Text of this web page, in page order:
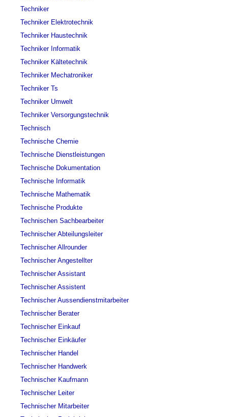
Techniker
Techniker Elektrotechnik
Techniker Haustechnik
Techniker Informatik
Techniker Kältetechnik
Techniker Mechatroniker
Techniker Ts
Techniker Umwelt
Techniker Versorgungstechnik
Technisch
Technische Chemie
Technische Dienstleistungen
Technische Dokumentation
Technische Informatik
Technische Mathematik
Technische Produkte
Technischen Sachbearbeiter
Technischer Abteilungsleiter
Technischer Allrounder
Technischer Angestellter
Technischer Assistant
Technischer Assistent
Technischer Aussendienstmitarbeiter
Technischer Berater
Technischer Einkauf
Technischer Einkäufer
Technischer Handel
Technischer Handwerk
Technischer Kaufmann
Technischer Leiter
Technischer Mitarbeiter